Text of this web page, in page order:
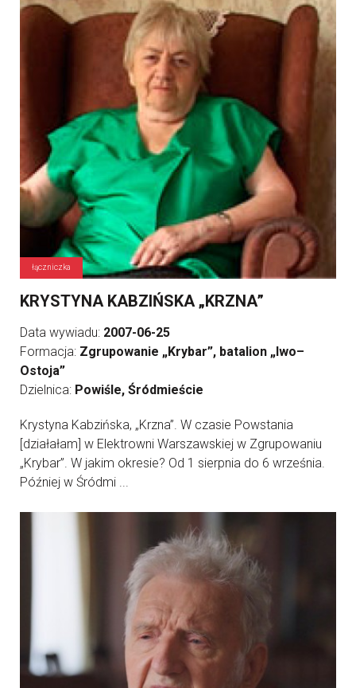
łączniczka
KRYSTYNA KABZIŃSKA „KRZNA”
Data wywiadu: 2007-06-25
Formacja: Zgrupowanie „Krybar”, batalion „Iwo–
Ostoja”
Dzielnica: Powiśle, Śródmieście
Krystyna Kabzińska, „Krzna”. W czasie Powstania
[działałam] w Elektrowni Warszawskiej w Zgrupowaniu
„Krybar”. W jakim okresie? Od 1 sierpnia do 6 września.
Później w Śródmi ...